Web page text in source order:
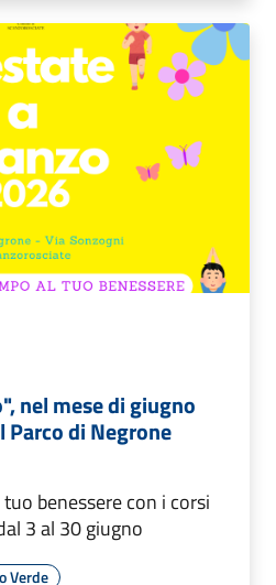
nel mese di giugno
di Negrone
benessere con i corsi
3 al 30 giugno
Verde